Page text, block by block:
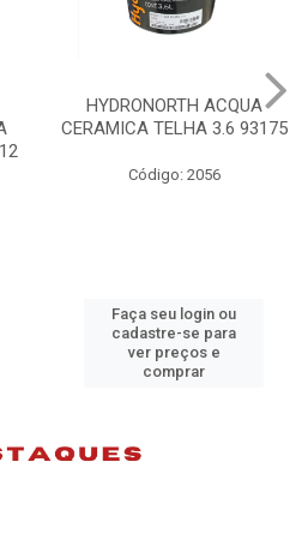
HYDRONORTH ACQUA
CERAMICA TELHA 3.6 93175
Código: 2056
Faça seu login ou
cadastre-se para
ver preços e
comprar